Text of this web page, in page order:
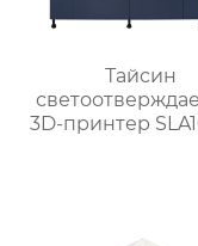
Тайсин
3D-принтер